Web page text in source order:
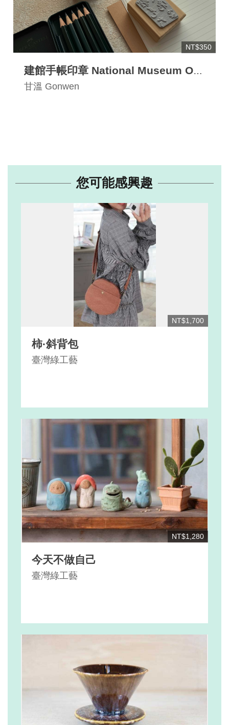
NT$350
建館手帳印章 National Museum Of
History Journal Stamp
甘溫 Gonwen
您可能感興趣
NT$1,700
柿·斜背包
臺灣綠工藝
NT$1,280
今天不做自己
臺灣綠工藝